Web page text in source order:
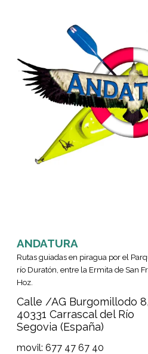
ANDATURA
Rutas guiadas en piragua por el
río Duratón, entre la Ermita de San
Hoz.
Calle /AG Burgomillodo 8,
40331 Carrascal del Río
Segovia (España)
movil: 677 47 67 40